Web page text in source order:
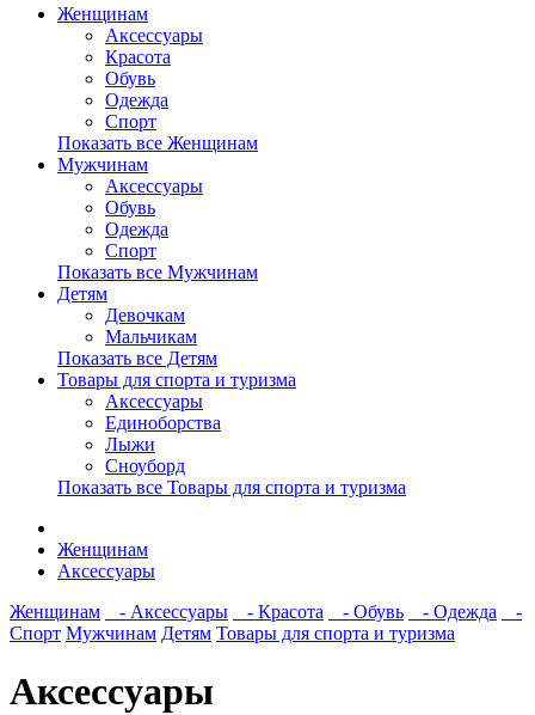
Женщинам
Аксессуары
Красота
Обувь
Одежда
Спорт
Показать все Женщинам
Мужчинам
Аксессуары
Обувь
Одежда
Спорт
Показать все Мужчинам
Детям
Девочкам
Мальчикам
Показать все Детям
Товары для спорта и туризма
Аксессуары
Единоборства
Лыжи
Сноуборд
Показать все Товары для спорта и туризма
Женщинам
Аксессуары
Женщинам
- Аксессуары - Красота - Обувь - Одежда
-
Спорт Мужчинам Детям Товары для спорта и туризма
Аксессуары